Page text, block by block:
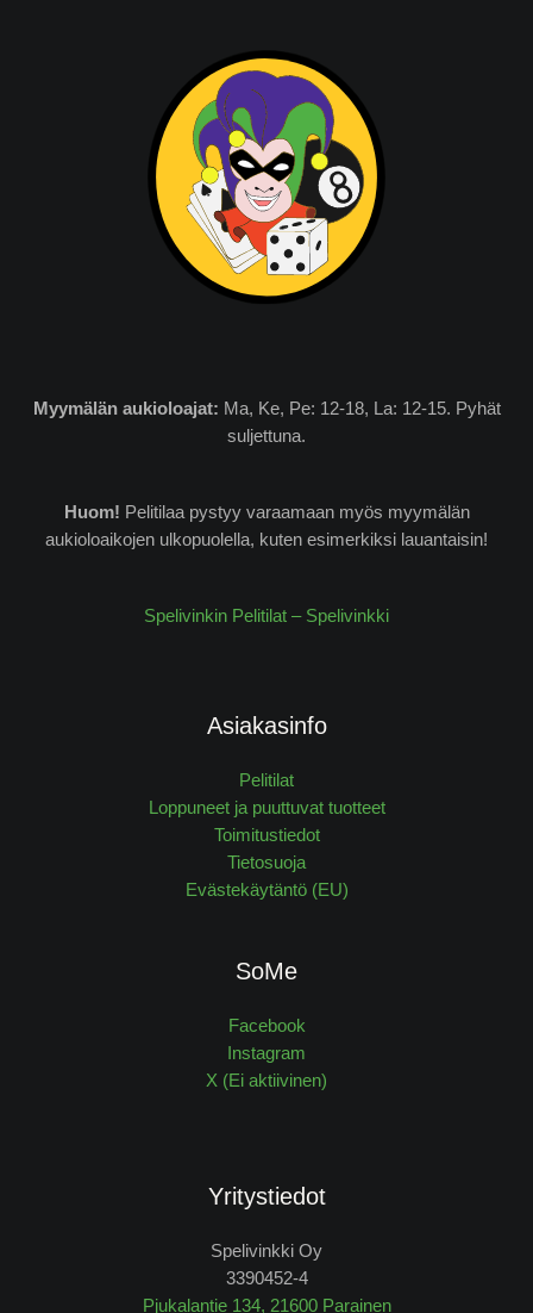
Myymälän aukioloajat: Ma, Ke, Pe: 12-18, La: 12-15. Pyhät
suljettuna.
Huom! Pelitilaa pystyy varaamaan myös myymälän
aukioloaikojen ulkopuolella, kuten esimerkiksi lauantaisin!
Spelivinkin Pelitilat – Spelivinkki
Asiakasinfo
Pelitilat
Loppuneet ja puuttuvat tuotteet
Toimitustiedot
Tietosuoja
Evästekäytäntö (EU)
SoMe
Facebook
Instagram
X (Ei aktiivinen)
Yritystiedot
Spelivinkki Oy
3390452-4
Pjukalantie 134, 21600 Parainen